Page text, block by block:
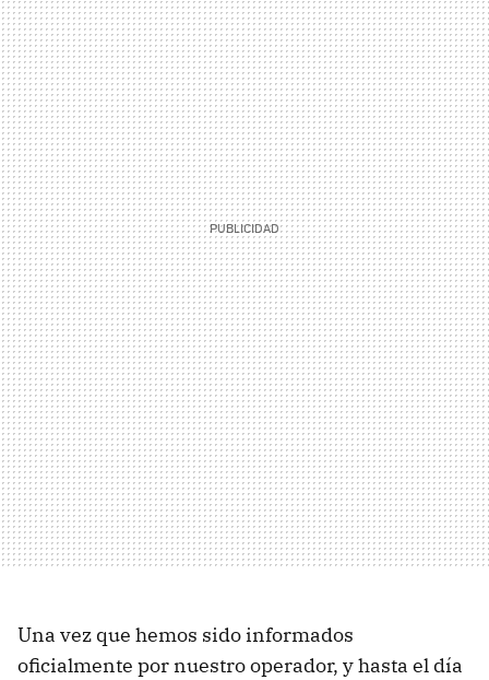
Una vez que hemos sido informados
oficialmente por nuestro operador, y hasta el día